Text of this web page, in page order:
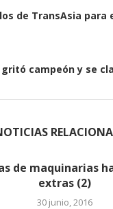
de TransAsia para
campeón y se
de maquinarias
extras (2)
30 junio, 2016